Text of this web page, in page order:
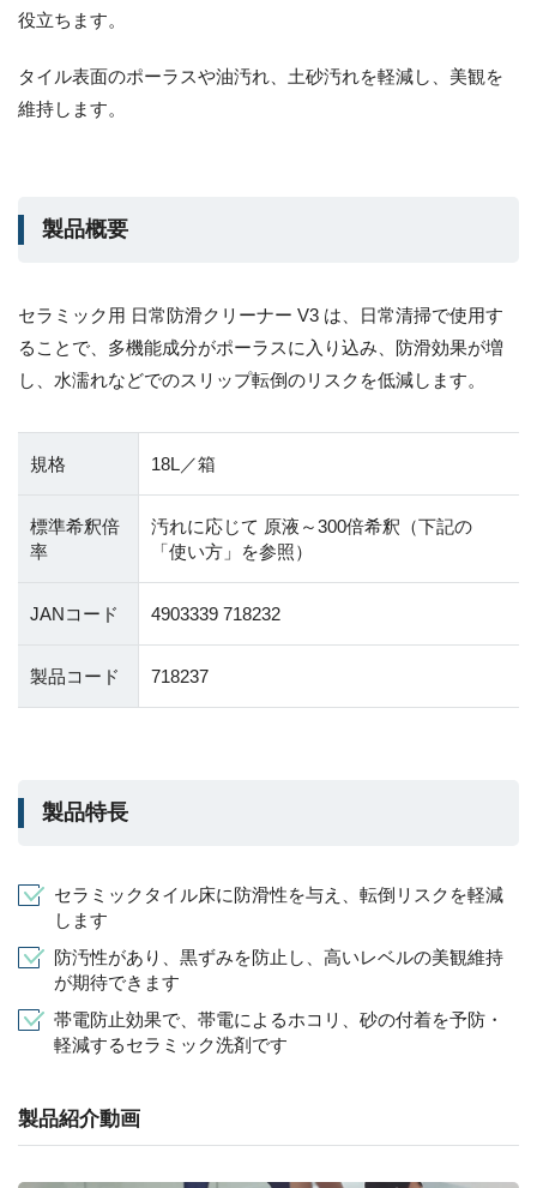
役立ちます。
タイル表面のポーラスや油汚れ、土砂汚れを軽減し、美観を
維持します。
製品概要
セラミック用 日常防滑クリーナー V3 は、日常清掃で使用す
ることで、多機能成分がポーラスに入り込み、防滑効果が増
し、水濡れなどでのスリップ転倒のリスクを低減します。
規格 18L／箱
標準希釈倍
率
汚れに応じて 原液～300倍希釈（下記の
「使い方」を参照）
JANコード 4903339 718232
製品コード 718237
製品特長
セラミックタイル床に防滑性を与え、転倒リスクを軽減
します
防汚性があり、黒ずみを防止し、高いレベルの美観維持
が期待できます
帯電防止効果で、帯電によるホコリ、砂の付着を予防・
軽減するセラミック洗剤です
製品紹介動画